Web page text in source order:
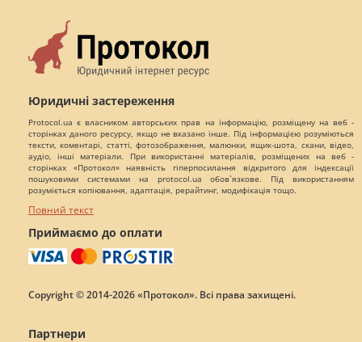
Юридичні застереження
Protocol.ua є власником авторських прав на інформацію, розміщену на веб -
сторінках даного ресурсу, якщо не вказано інше. Під інформацією розуміються
тексти, коментарі, статті, фотозображення, малюнки, ящик-шота, скани, відео,
аудіо, інші матеріали. При використанні матеріалів, розміщених на веб -
сторінках «Протокол» наявність гіперпосилання відкритого для індексації
пошуковими системами на protocol.ua обов`язкове. Під використанням
розуміється копіювання, адаптація, рерайтинг, модифікація тощо.
Повний текст
Приймаємо до оплати
Copyright © 2014-2026 «Протокол». Всі права захищені.
Партнери